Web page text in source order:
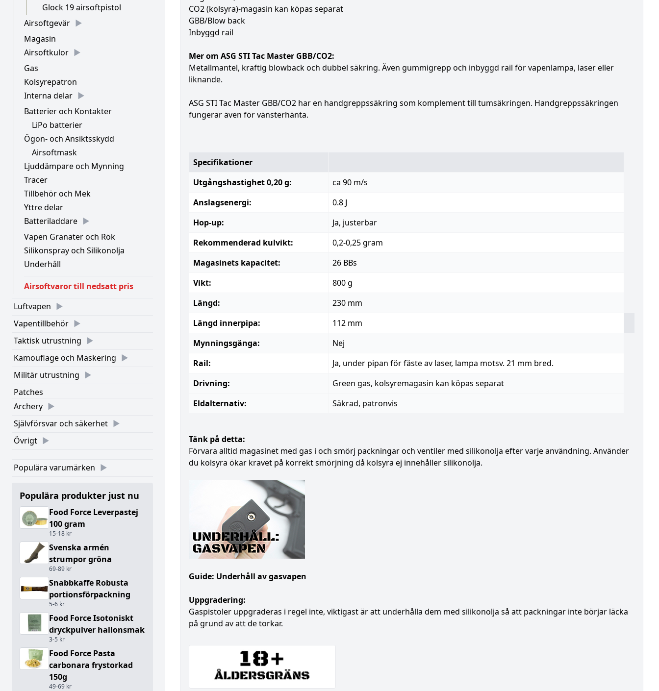
Glock 19 airsoftpistol
Airsoftgevär
Magasin
Airsoftkulor
Gas
Kolsyrepatron
Interna delar
Batterier och Kontakter
LiPo batterier
Ögon- och Ansiktsskydd
Airsoftmask
Ljuddämpare och Mynning
Tracer
Tillbehör och Mek
Yttre delar
Batteriladdare
Vapen Granater och Rök
Silikonspray och Silikonolja
Underhåll
Airsoftvaror till nedsatt pris
Luftvapen
Vapentillbehör
Taktisk utrustning
Kamouflage och Maskering
Militär utrustning
Patches
Archery
Självförsvar och säkerhet
Övrigt
Populära varumärken
Populära produkter just nu
Food Force Leverpastej
100 gram
15-18 kr
Svenska armén
strumpor gröna
69-89 kr
Snabbkaffe Robusta
portionsförpackning
5-6 kr
Food Force Isotoniskt
dryckpulver hallonsmak
3-5 kr
Food Force Pasta
carbonara frystorkad
150g
49-69 kr
CO2 (kolsyra)-magasin kan köpas separat
GBB/Blow back
Inbyggd rail
Mer om ASG STI Tac Master GBB/CO2:
Metallmantel, kraftig blowback och dubbel säkring. Även gummigrepp och inbyggd rail för vapenlampa, laser eller
liknande.
ASG STI Tac Master GBB/CO2 har en handgreppssäkring som komplement till tumsäkringen. Handgreppssäkringen
fungerar även för vänsterhänta.
Specifikationer
Utgångshastighet 0,20 g:
ca 90 m/s
Anslagsenergi:
0.8 J
Hop-up:
Ja, justerbar
Rekommenderad kulvikt:
0,2-0,25 gram
Magasinets kapacitet:
26 BBs
Vikt:
800 g
Längd:
230 mm
Längd innerpipa:
112 mm
Mynningsgänga:
Nej
Rail:
Ja, under pipan för fäste av laser, lampa motsv. 21 mm bred.
Drivning:
Green gas, kolsyremagasin kan köpas separat
Eldalternativ:
Säkrad, patronvis
Tänk på detta:
Förvara alltid magasinet med gas i och smörj packningar och ventiler med silikonolja efter varje användning. Använder
du kolsyra ökar kravet på korrekt smörjning då kolsyra ej innehåller silikonolja.
Guide: Underhåll av gasvapen
Uppgradering:
Gaspistoler uppgraderas i regel inte, viktigast är att underhålla dem med silikonolja så att packningar inte börjar läcka
på grund av att de torkar.